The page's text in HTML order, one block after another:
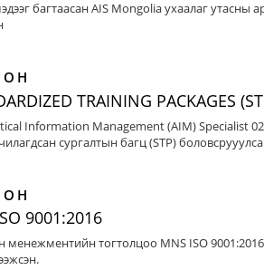
багтаасан AIS Mongolia ухаалаг утасны
ОН
TRAINING PACKAGES
Information Management (AIM) Specialist
сургалтын багц (STP)
ОН
9001:2016
менежментийн тогтолцоо MNS ISO